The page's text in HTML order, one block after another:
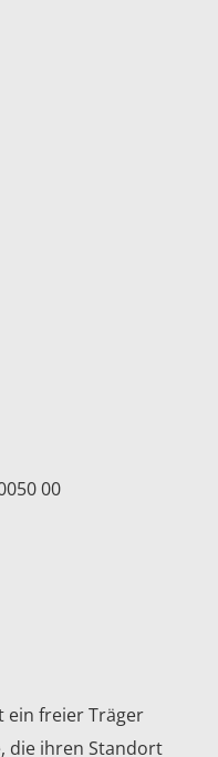
00
ein freier Träger
die ihren Standort